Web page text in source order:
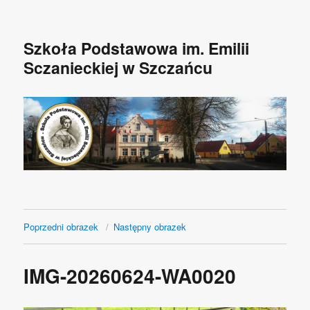
Szkoła Podstawowa im. Emilii
Sczanieckiej w Szczańcu
Poprzedni obrazek Następny obrazek
IMG-20260624-WA0020